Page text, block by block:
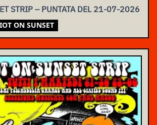
STRIP – PUNTATA DEL 21-07-2026
ON SUNSET